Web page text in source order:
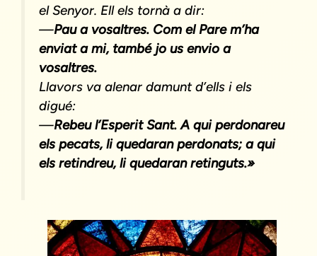
el Senyor. Ell els tornà a dir:
—Pau a vosaltres. Com el Pare m’ha
enviat a mi, també jo us envio a
vosaltres.
Llavors va alenar damunt d’ells i els
digué:
—Rebeu l’Esperit Sant. A qui perdonareu
els pecats, li quedaran perdonats; a qui
els retindreu, li quedaran retinguts.»